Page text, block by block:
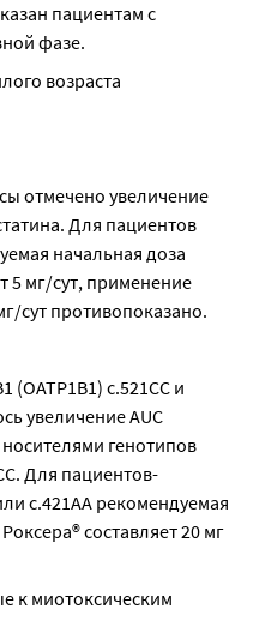
пациентам с
фазе.
возраста
отмечено увеличение
Для пациентов
начальная доза
5 мг/сут, применение
сут противопоказано.
(ОАТР1В1) с.521СС и
увеличение AUC
генотипов
Для пациентов-
с.421АА рекомендуемая
составляет 20 мг
к миотоксическим